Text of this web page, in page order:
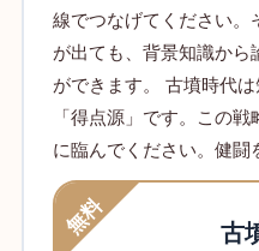
線でつなげてください。
が出ても、背景知識から
ができます。 古墳時代
「得点源」です。この
に臨んでください。健闘
無料
古